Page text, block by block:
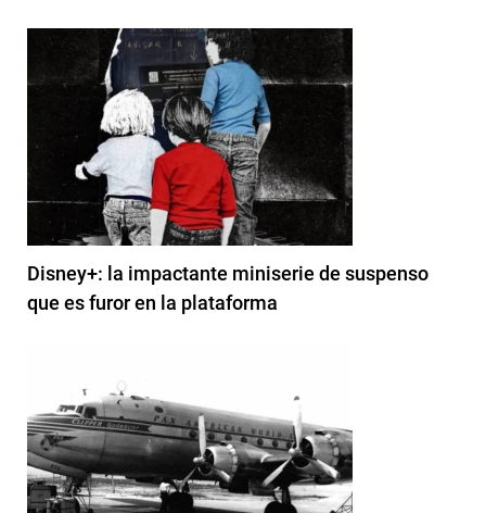
Disney+: la impactante miniserie de suspenso
que es furor en la plataforma